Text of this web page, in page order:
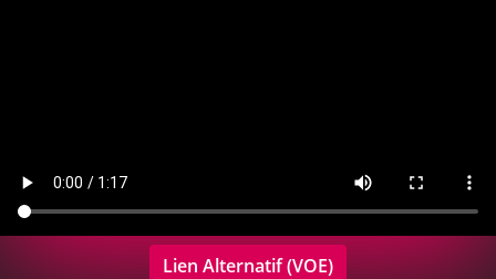
Lien Alternatif (VOE)